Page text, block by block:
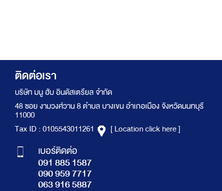
ติดต่อเรา
บริษัท มนู ฮับ อินดัสเตรียล จำกัด
48 ซอย งามวงศ์วาน 8 ตำบล บางเขน อำเภอเมือง จังหวัดนนทบุรี
11000
Tax ID : 0105543011261
[ Location click here ]
เบอร์ติดต่อ
091 885 1587
090 959 7717
063 916 5887